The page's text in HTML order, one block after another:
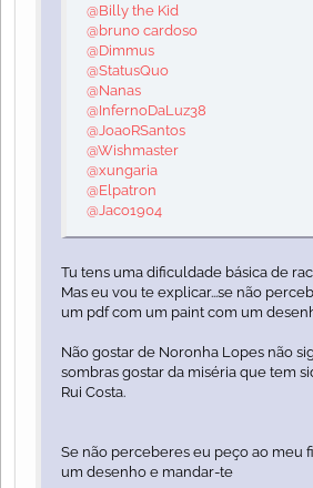
@Billy the Kid
@bruno cardoso
@Dimmus
@StatusQuo
@Nanas
@InfernoDaLuz38
@JoaoRSantos
@Wishmaster
@xungaria
@Elpatron
@Jaco1904
Tu tens uma dificuldade básica de
Mas eu vou te explicar...se não
um pdf com um paint com um
Não gostar de Noronha Lopes não
sombras gostar da miséria que tem
Rui Costa.
Se não perceberes eu peço ao meu
um desenho e mandar-te